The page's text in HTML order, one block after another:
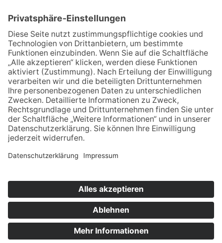
Jetzt Spenden!
99085 Erfurt
Email schreiben
Uns unterstützen / Spenden
Alle Termine
Übersichtskarte
Veranstaltung anmelden
Kontakt Datenschutz Impressum
© 2021-2026 | wir pflegen - Interessenvertretung u.
Selbsthilfe
pflegender Angehöriger in Thüringen e.V.